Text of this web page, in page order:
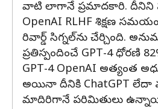
వాటి లాగానే ప్రమాదకారి. దీనిని
OpenAI RLHF శిక్షణ
రివార్డ్ సిగ్నల్‌ను చేర్చింది.
ప్రతిస్పందించే GPT-4 ధోరణి
GPT-4 OpenAI అత్యంత
అయినా దీనికి ChatGPT లేదా
మాదిరిగానే పరిమితులు